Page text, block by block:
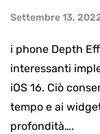
Settembre 13,
i phone Depth
interessanti
iOS 16. Ciò
tempo e ai
profondità….